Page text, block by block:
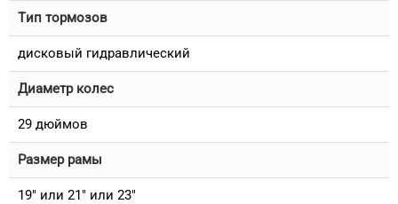
Тип тормозов
дисковый гидравлический
Диаметр колес
29 дюймов
Размер рамы
19" или 21" или 23"